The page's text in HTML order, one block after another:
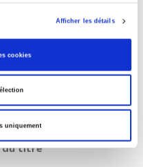
Afficher les détails
cookies
uniquement
du titre